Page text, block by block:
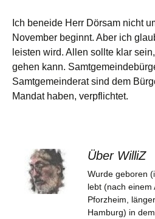
Ich beneide Herr Dörsam nicht
November beginnt. Aber ich
leisten wird. Allen sollte klar
gehen kann.
Samtgemeinderat sind dem
Mandat haben, verpflichtet.
Über WilliZ
Wurde geboren
lebt (nach einem
Pforzheim,
Hamburg) in